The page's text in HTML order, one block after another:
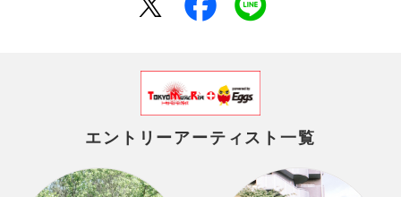
エントリーアーティスト一覧